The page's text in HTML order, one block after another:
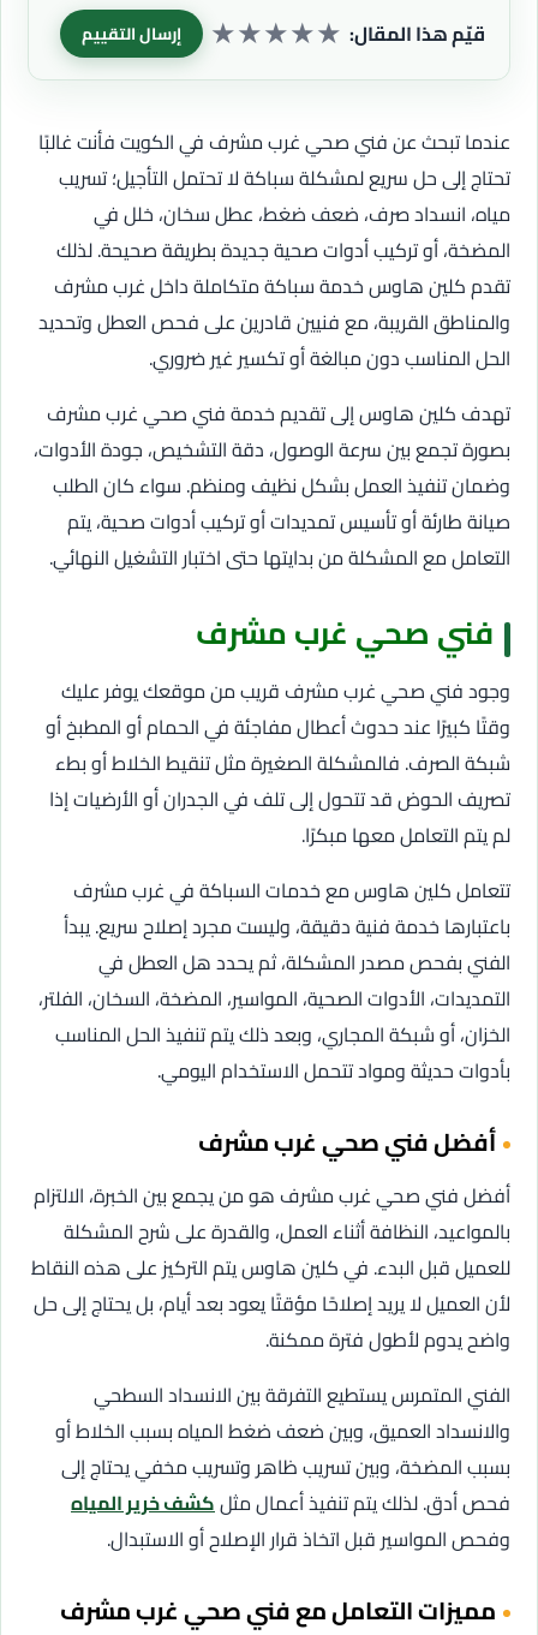
قيّم هذا المقال: ★
★
★
★
★ إرسال التقييم
عندما تبحث عن فني صحي غرب مشرف في الكويت فأنت غالبًا
تحتاج إلى حل سريع لمشكلة سباكة لا تحتمل التأجيل؛ تسريب
مياه، انسداد صرف، ضعف ضغط، عطل سخان، خلل في
المضخة، أو تركيب أدوات صحية جديدة بطريقة صحيحة. لذلك
تقدم كلين هاوس خدمة سباكة متكاملة داخل غرب مشرف
والمناطق القريبة، مع فنيين قادرين على فحص العطل وتحديد
الحل المناسب دون مبالغة أو تكسير غير ضروري.
تهدف كلين هاوس إلى تقديم خدمة فني صحي غرب مشرف
بصورة تجمع بين سرعة الوصول، دقة التشخيص، جودة الأدوات،
وضمان تنفيذ العمل بشكل نظيف ومنظم. سواء كان الطلب
صيانة طارئة أو تأسيس تمديدات أو تركيب أدوات صحية، يتم
التعامل مع المشكلة من بدايتها حتى اختبار التشغيل النهائي.
فني صحي غرب مشرف
وجود فني صحي غرب مشرف قريب من موقعك يوفر عليك
وقتًا كبيرًا عند حدوث أعطال مفاجئة في الحمام أو المطبخ أو
شبكة الصرف. فالمشكلة الصغيرة مثل تنقيط الخلاط أو بطء
تصريف الحوض قد تتحول إلى تلف في الجدران أو الأرضيات إذا
لم يتم التعامل معها مبكرًا.
تتعامل كلين هاوس مع خدمات السباكة في غرب مشرف
باعتبارها خدمة فنية دقيقة، وليست مجرد إصلاح سريع. يبدأ
الفني بفحص مصدر المشكلة، ثم يحدد هل العطل في
التمديدات، الأدوات الصحية، المواسير، المضخة، السخان، الفلتر،
الخزان، أو شبكة المجاري، وبعد ذلك يتم تنفيذ الحل المناسب
بأدوات حديثة ومواد تتحمل الاستخدام اليومي.
أفضل فني صحي غرب مشرف
أفضل فني صحي غرب مشرف هو من يجمع بين الخبرة، الالتزام
بالمواعيد، النظافة أثناء العمل، والقدرة على شرح المشكلة
للعميل قبل البدء. في كلين هاوس يتم التركيز على هذه النقاط
لأن العميل لا يريد إصلاحًا مؤقتًا يعود بعد أيام، بل يحتاج إلى حل
واضح يدوم لأطول فترة ممكنة.
الفني المتمرس يستطيع التفرقة بين الانسداد السطحي
والانسداد العميق، وبين ضعف ضغط المياه بسبب الخلاط أو
بسبب المضخة، وبين تسريب ظاهر وتسريب مخفي يحتاج إلى
فحص أدق. لذلك يتم تنفيذ أعمال مثلكشف خرير المياه
وفحص المواسير قبل اتخاذ قرار الإصلاح أو الاستبدال.
مميزات التعامل مع فني صحي غرب مشرف